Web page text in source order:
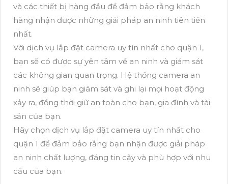
và các thiết bị hàng đầu để đảm bảo rằng khách
hàng nhận được những giải pháp an ninh tiên tiến
nhất.
Với dịch vụ lắp đặt camera uy tín nhất cho quận 1,
bạn sẽ có được sự yên tâm về an ninh và giám sát
các không gian quan trọng. Hệ thống camera an
ninh sẽ giúp bạn giám sát và ghi lại mọi hoạt động
xảy ra, đồng thời giữ an toàn cho bạn, gia đình và tài
sản của bạn.
Hãy chọn dịch vụ lắp đặt camera uy tín nhất cho
quận 1 để đảm bảo rằng bạn nhận được giải pháp
an ninh chất lượng, đáng tin cậy và phù hợp với nhu
cầu của bạn.